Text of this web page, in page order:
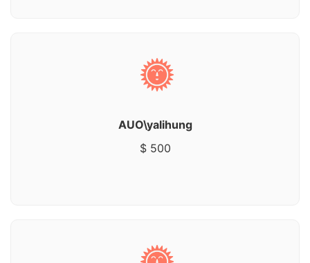
AUO\yalihung
$ 500